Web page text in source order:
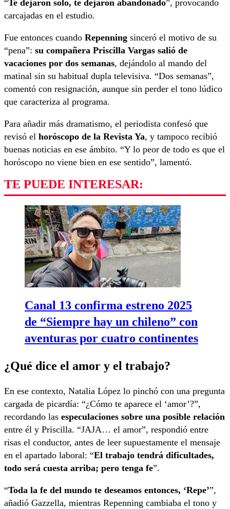
“Te dejaron solo, te dejaron abandonado”, provocando
carcajadas en el estudio.
Fue entonces cuando Repenning sinceró el motivo de su
“pena”: su compañera Priscilla Vargas salió de
vacaciones por dos semanas, dejándolo al mando del
matinal sin su habitual dupla televisiva. “Dos semanas”,
comentó con resignación, aunque sin perder el tono lúdico
que caracteriza al programa.
Para añadir más dramatismo, el periodista confesó que
revisó el horóscopo de la Revista Ya, y tampoco recibió
buenas noticias en ese ámbito. “Y lo peor de todo es que el
horóscopo no viene bien en ese sentido”, lamentó.
TE PUEDE INTERESAR:
Canal 13 confirma estreno 2025
de “Siempre hay un chileno” con
aventuras por cuatro continentes
¿Qué dice el amor y el trabajo?
En ese contexto, Natalia López lo pinchó con una pregunta
cargada de picardía: “¿Cómo te aparece el ‘amor’?”,
recordando las especulaciones sobre una posible relación
entre él y Priscilla. “JAJA… el amor”, respondió entre
risas el conductor, antes de leer supuestamente el mensaje
en el apartado laboral: “El trabajo tendrá dificultades,
todo será cuesta arriba; pero tenga fe”.
“Toda la fe del mundo te deseamos entonces, ‘Repe’”,
añadió Gazzella, mientras Repenning cambiaba el tono y